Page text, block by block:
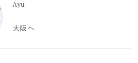
Ayu
大阪へ